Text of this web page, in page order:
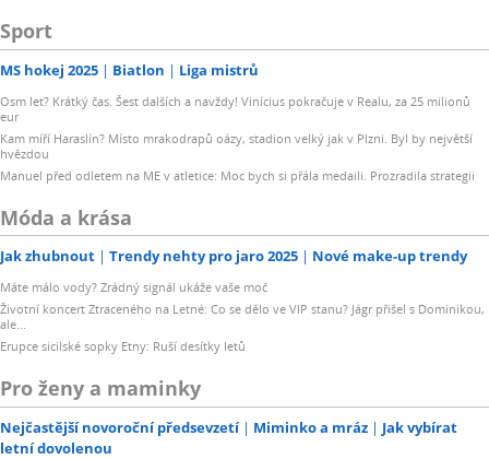
Sport
MS hokej 2025 Biatlon Liga mistrů
Osm let? Krátký čas. Šest dalších a navždy! Vinícius pokračuje v Realu, za 25 milionů
eur
Kam míří Haraslín? Místo mrakodrapů oázy, stadion velký jak v Plzni. Byl by největší
hvězdou
Manuel před odletem na ME v atletice: Moc bych si přála medaili. Prozradila strategii
Móda a krása
Jak zhubnout Trendy nehty pro jaro 2025 Nové make-up trendy
Máte málo vody? Zrádný signál ukáže vaše moč
Životní koncert Ztraceného na Letné: Co se dělo ve VIP stanu? Jágr přišel s Dominikou,
ale...
Erupce sicilské sopky Etny: Ruší desítky letů
Pro ženy a maminky
Nejčastější novoroční předsevzetí Miminko a mráz
Jak vybírat
letní dovolenou